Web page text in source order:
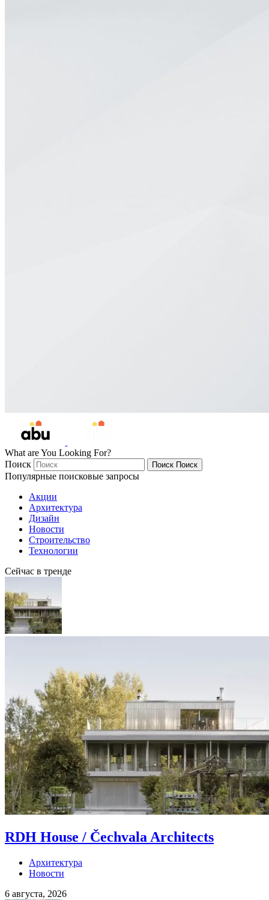
What are You Looking For?
Поиск
Поиск Поиск
Популярные поисковые запросы
Акции
Архитектура
Дизайн
Новости
Строительство
Технологии
Сейчас в тренде
RDH House / Čechvala Architects
Архитектура
Новости
6 августа, 2026